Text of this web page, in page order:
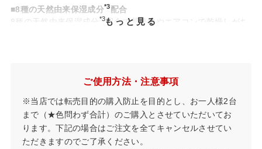
■8種の天然由来保湿成分*3配合
8種の天然由来保湿成分 *3配合で紫外線やエアコンで乾燥しがち
■すっきりとしたクールシトラスの香り
*1...メントール、メントキシプロパンジオール、メントングリセリンアセタール
*2...3-O-エチルアスコルビン酸、リン酸アスコルビルMg、テトラヘキシルデカ
ン酸アスコルビル（すべて保湿成分）
もっと見る
ご使用方法・注意事項
※当店では転売目的の購入防止を目的とし、お一人様2台
まで（★色問わず合計）のご購入とさせていただいてお
ります。下記の場合はご注文を全てキャンセルさせてい
ただきますのでご了承ください。